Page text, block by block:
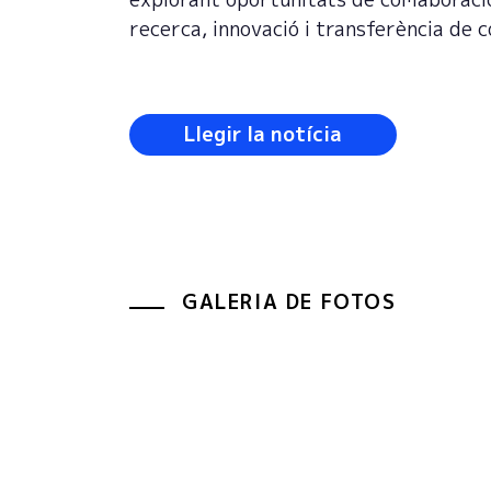
recerca, innovació i transferència de
Llegir la notícia
GALERIA DE FOTOS